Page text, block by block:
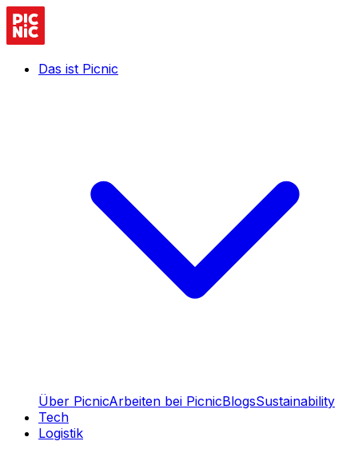
Das ist Picnic
Über PicnicArbeiten bei PicnicBlogsSustainability
Tech
Logistik